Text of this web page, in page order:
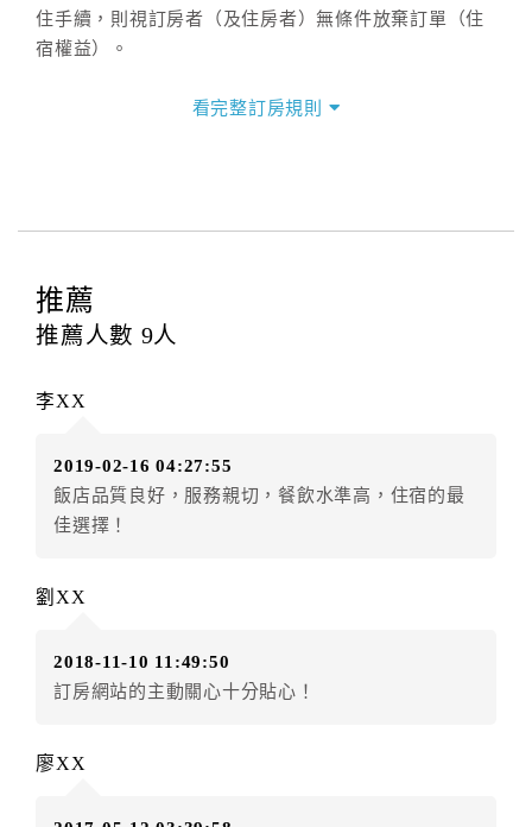
住手續，則視訂房者（及住房者）無條件放棄訂單（住
宿權益）。
四、訂單異動
提出申辦不得異動訂單。
每筆訂單異動限定
辦理取消退款。
房者應補足差額。（限原訂飯店）
房者不得要求退其差額。（限原訂飯店）
五、保留住宿權益(保留住房)
（提出申辦日為保留起算日）
店客滿，敬請及早計畫，如逾時未提出申辦，視同無條
件放棄訂單（住宿權益）。 （限原訂飯店使用）
得辦理取消退款。
看完整訂房規則
推薦
推薦人數 9人
李XX
2019-02-16 04:27:55
飯店品質良好，服務親切，餐飲水準高，住宿的最
佳選擇！
劉XX
2018-11-10 11:49:50
訂房網站的主動關心十分貼心！
廖XX